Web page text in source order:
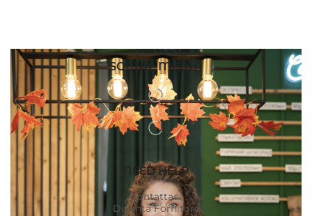
SOCIAL MEDIA
NEED HELP
Contattaci
Diventa Fornitore